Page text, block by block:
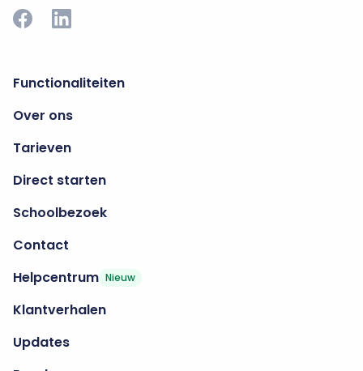
Functionaliteiten
Over ons
Tarieven
Direct starten
Schoolbezoek
Contact
Helpcentrum Nieuw
Klantverhalen
Updates